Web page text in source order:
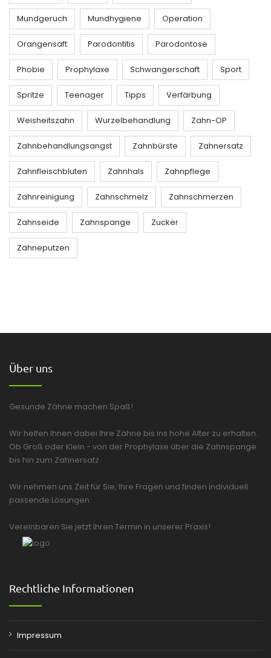
Mundgeruch Mundhygiene Operation
Orangensaft Parodontitis Parodontose
Phobie Prophylaxe Schwangerschaft Sport
Spritze Teenager Tipps Verfärbung
Weisheitszahn Wurzelbehandlung Zahn-OP
Zahnbehandlungsangst Zahnbürste Zahnersatz
Zahnfleischbluten Zahnhals Zahnpflege
Zahnreinigung Zahnschmelz Zahnschmerzen
Zahnseide Zahnspange Zucker
Zähneputzen
Über uns
Gesunde Zähne machen Spaß!
Wir helfen Ihnen dabei Ihre Zähne bis ins hohe Alter zu erhalten.
Ob Groß oder Klein - von der Prophylaxe über die Zahnspange
bis hin zum Zahnersatz.
Wir nehmen uns Zeit für Sie, Ihre Fragen und finden individuell
passende Lösungen.
Vereinbaren Sie jetzt Ihren Termin in unserer Praxis!
Rechtliche Informationen
Impressum